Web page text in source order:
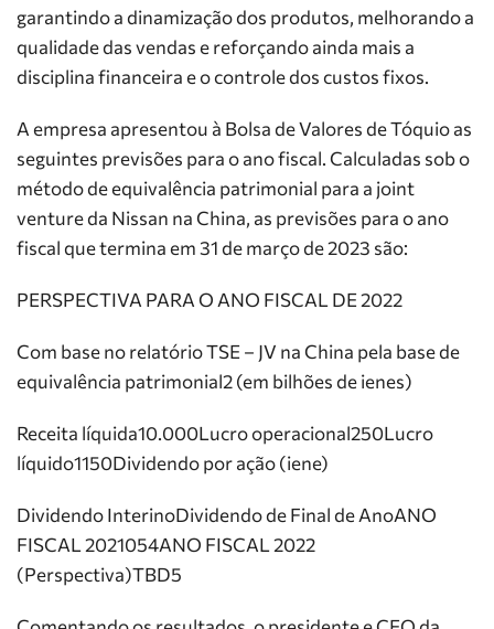
garantindo a dinamização dos produtos, melhorando a
qualidade das vendas e reforçando ainda mais a
disciplina financeira e o controle dos custos fixos.
A empresa apresentou à Bolsa de Valores de Tóquio as
seguintes previsões para o ano fiscal. Calculadas sob o
método de equivalência patrimonial para a joint
venture da Nissan na China, as previsões para o ano
fiscal que termina em 31 de março de 2023 são:
PERSPECTIVA PARA O ANO FISCAL DE 2022
Com base no relatório TSE – JV na China pela base de
equivalência patrimonial2 (em bilhões de ienes)
Receita líquida10.000Lucro operacional250Lucro
líquido1150Dividendo por ação (iene)
Dividendo InterinoDividendo de Final de AnoANO
FISCAL 2021054ANO FISCAL 2022
(Perspectiva)TBD5